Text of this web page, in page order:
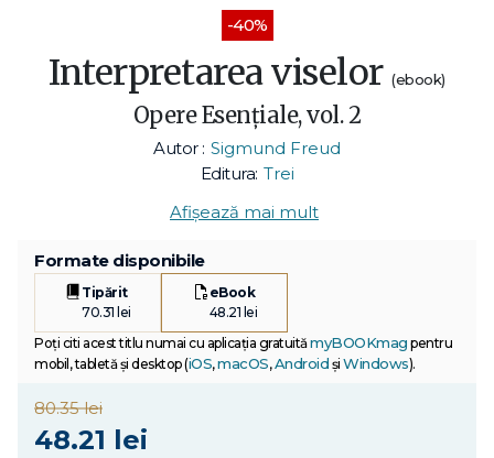
-40%
Interpretarea viselor(ebook)
Opere Esenţiale, vol. 2
Autor : Sigmund Freud
Editura: Trei
Afișează mai mult
Formate disponibile
Tipărit
70.31 lei
eBook
48.21 lei
Poți citi acest titlu numai cu aplicația gratuitămyBOOKmag pentru
mobil, tabletă și desktop (iOS,macOS,Android și Windows).
80.35 lei
48.21 lei